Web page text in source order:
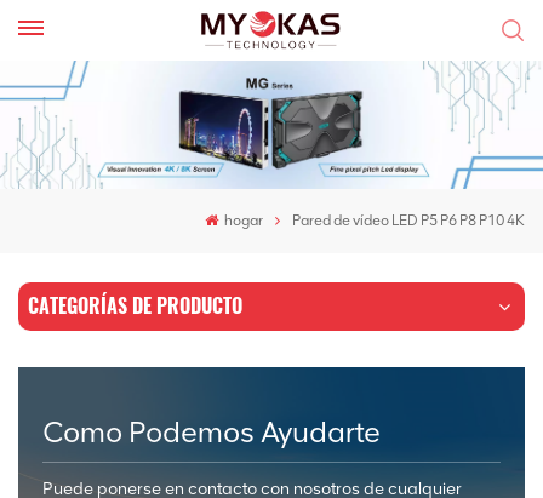
hogar Pared de vídeo LED P5 P6 P8 P10 4K
CATEGORÍAS DE PRODUCTO
Como Podemos Ayudarte
Puede ponerse en contacto con nosotros de cualquier